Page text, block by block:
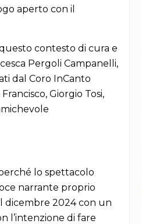
aperto con il
contesto di cura e
Pergoli Campanelli,
dal Coro InCanto
Giorgio Tosi,
lo spettacolo
narrante proprio
dicembre 2024 con un
l’intenzione di fare